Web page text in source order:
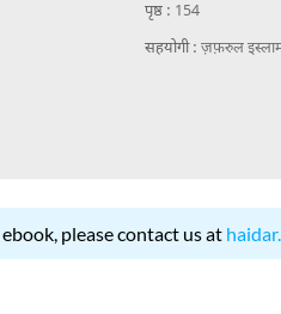
पृष्ठ : 154
सहयोगी : ज़फ़रुल
please contact us at